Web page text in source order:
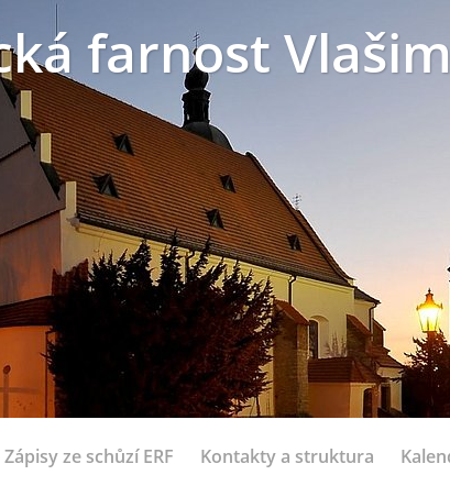
farnost Vlašim
Zápisy ze schůzí ERF Kontakty a struktura